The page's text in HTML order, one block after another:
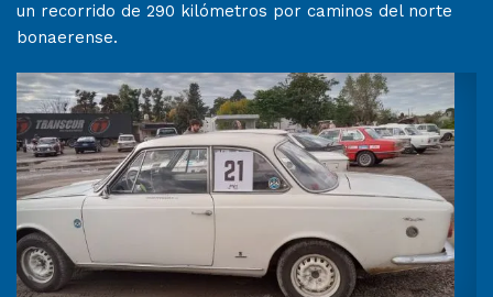
un recorrido de 290 kilómetros por caminos del norte
bonaerense.